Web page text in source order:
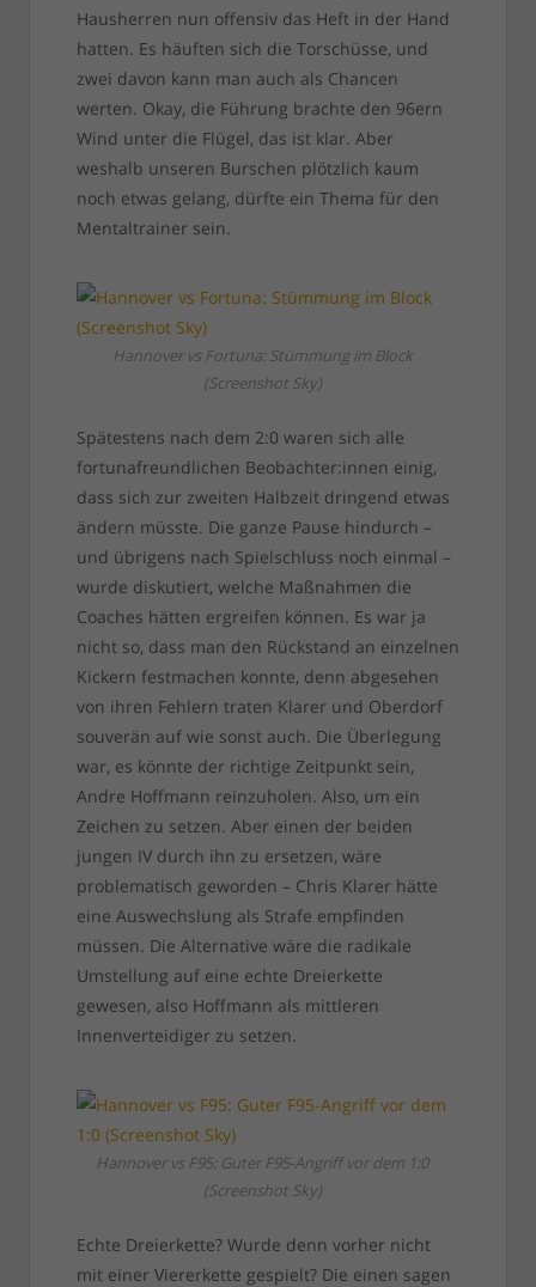
Hausherren nun offensiv das Heft in der Hand
hatten. Es häuften sich die Torschüsse, und
zwei davon kann man auch als Chancen
werten. Okay, die Führung brachte den 96ern
Wind unter die Flügel, das ist klar. Aber
weshalb unseren Burschen plötzlich kaum
noch etwas gelang, dürfte ein Thema für den
Mentaltrainer sein.
Hannover vs Fortuna: Stümmung im Block
(Screenshot Sky)
Spätestens nach dem 2:0 waren sich alle
fortunafreundlichen Beobachter:innen einig,
dass sich zur zweiten Halbzeit dringend etwas
ändern müsste. Die ganze Pause hindurch –
und übrigens nach Spielschluss noch einmal –
wurde diskutiert, welche Maßnahmen die
Coaches hätten ergreifen können. Es war ja
nicht so, dass man den Rückstand an einzelnen
Kickern festmachen konnte, denn abgesehen
von ihren Fehlern traten Klarer und Oberdorf
souverän auf wie sonst auch. Die Überlegung
war, es könnte der richtige Zeitpunkt sein,
Andre Hoffmann reinzuholen. Also, um ein
Zeichen zu setzen. Aber einen der beiden
jungen IV durch ihn zu ersetzen, wäre
problematisch geworden – Chris Klarer hätte
eine Auswechslung als Strafe empfinden
müssen. Die Alternative wäre die radikale
Umstellung auf eine echte Dreierkette
gewesen, also Hoffmann als mittleren
Innenverteidiger zu setzen.
Hannover vs F95: Guter F95-Angriff vor dem 1:0
(Screenshot Sky)
Echte Dreierkette? Wurde denn vorher nicht
mit einer Viererkette gespielt? Die einen sagen